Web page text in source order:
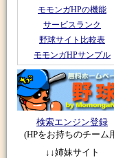
モモンガHPの機能
サービスランク
野球サイト比較表
モモンガHPサンプル
検索エンジン登録
(HPをお持ちのチーム
↓↓姉妹サイト